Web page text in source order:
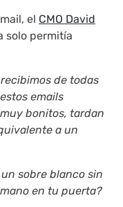
el CMO David
solo permitía
de todas
emails
bonitos, tardan
a un
sobre blanco sin
en tu puerta?